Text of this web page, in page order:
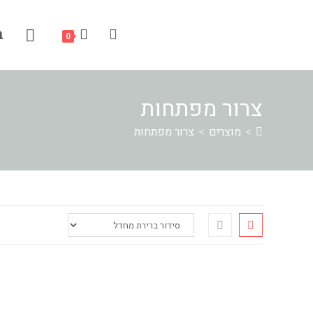
0 TOGGLE
SEARCH
צרור מפתחות
> מוצרים > צרור מפתחות